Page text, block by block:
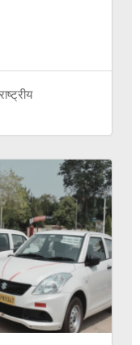
राष्ट्रीय